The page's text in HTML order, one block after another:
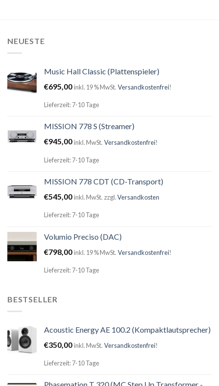
NEUESTE
Music Hall Classic (Plattenspieler)
€695,00inkl. 19 % MwSt. Versandkostenfrei!
Lieferzeit: 7-10 Tage
MISSION 778 S (Streamer)
€945,00inkl. MwSt. Versandkostenfrei!
Lieferzeit: 7-10 Tage
MISSION 778 CDT (CD-Transport)
€545,00inkl. MwSt. zzgl.Versandkosten
Lieferzeit: 7-10 Tage
Volumio Preciso (DAC)
€798,00inkl. 19 % MwSt. Versandkostenfrei!
Lieferzeit: 7-10 Tage
BESTSELLER
Acoustic Energy AE 100.2 (Kompaktlautsprecher)
€350,00inkl. MwSt. Versandkostenfrei!
Lieferzeit: 7-10 Tage